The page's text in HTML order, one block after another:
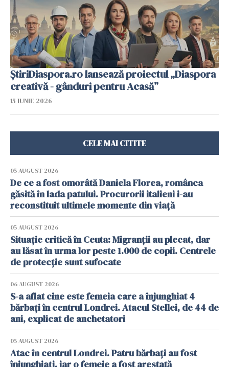
ȘtiriDiaspora.ro lansează proiectul „Diaspora
creativă - gânduri pentru Acasă”
15 IUNIE 2026
CELE MAI CITITE
05 AUGUST 2026
De ce a fost omorâtă Daniela Florea, românca
găsită în lada patului. Procurorii italieni i-au
reconstituit ultimele momente din viață
05 AUGUST 2026
Situație critică în Ceuta: Migranții au plecat, dar
au lăsat în urma lor peste 1.000 de copii. Centrele
de protecție sunt sufocate
06 AUGUST 2026
S-a aflat cine este femeia care a înjunghiat 4
bărbați în centrul Londrei. Atacul Stellei, de 44 de
ani, explicat de anchetatori
05 AUGUST 2026
Atac în centrul Londrei. Patru bărbați au fost
înjunghiați, iar o femeie a fost arestată